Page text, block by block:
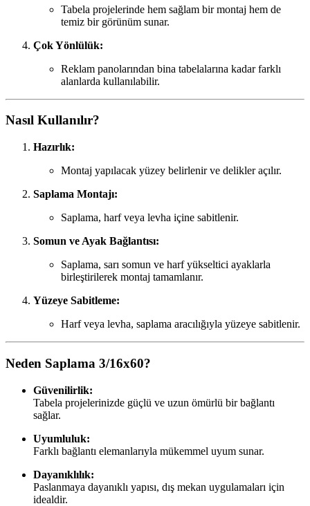
Tabela projelerinde hem sağlam bir montaj hem de
temiz bir görünüm sunar.
Çok Yönlülük:
Reklam panolarından bina tabelalarına kadar farklı
alanlarda kullanılabilir.
Nasıl Kullanılır?
Hazırlık:
Montaj yapılacak yüzey belirlenir ve delikler açılır.
Saplama Montajı:
Saplama, harf veya levha içine sabitlenir.
Somun ve Ayak Bağlantısı:
Saplama, sarı somun ve harf yükseltici ayaklarla
birleştirilerek montaj tamamlanır.
Yüzeye Sabitleme:
Harf veya levha, saplama aracılığıyla yüzeye sabitlenir.
Neden Saplama 3/16x60?
Güvenilirlik:
Tabela projelerinizde güçlü ve uzun ömürlü bir bağlantı
sağlar.
Uyumluluk:
Farklı bağlantı elemanlarıyla mükemmel uyum sunar.
Dayanıklılık:
Paslanmaya dayanıklı yapısı, dış mekan uygulamaları için
idealdir.